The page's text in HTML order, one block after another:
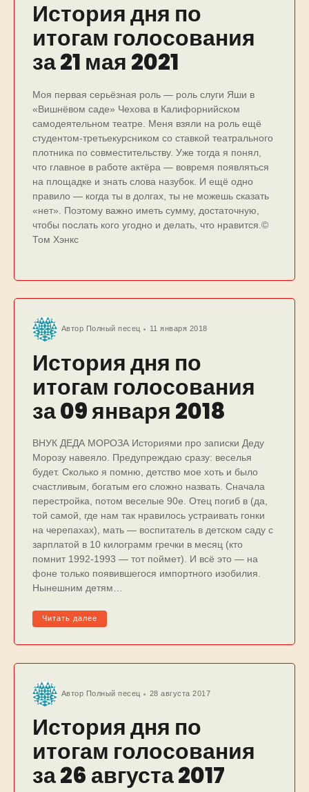
История дня по
итогам голосования
за 21 мая 2021
Моя первая серьёзная роль — роль слуги Яши в
«Вишнёвом саде» Чехова в Калифорнийском
самодеятельном театре. Меня взяли на роль ещё
студентом-третьекурсником со ставкой театрального
плотника по совместительству. Уже тогда я понял,
что главное в работе актёра — вовремя появляться
на площадке и знать слова назубок. И ещё одно
правило — когда ты в долгах, ты не можешь сказать
«нет». Поэтому важно иметь сумму, достаточную,
чтобы послать кого угодно и делать, что нравится.©
️Том Хэнкс
Автор Полный песец 11 января 2018
История дня по
итогам голосования
за 09 января 2018
ВНУК ДЕДА МОРОЗА Историями про записки Деду
Морозу навеяло. Предупреждаю сразу: веселья
будет. Сколько я помню, детство мое хоть и было
счастливым, богатым его сложно назвать. Сначала
перестройка, потом веселые 90е. Отец погиб в (да,
той самой, где нам так нравилось устраивать гонки
на черепахах), мать — воспитатель в детском саду с
зарплатой в 10 килограмм гречки в месяц (кто
помнит 1992-1993 — тот поймет). И всё это — на
фоне только появившегося импортного изобилия.
Нынешним детям…
Читать далее
Автор Полный песец 28 августа 2017
История дня по
итогам голосования
за 26 августа 2017